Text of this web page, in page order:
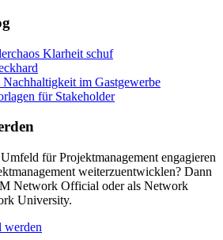
Klarheit schuf
im Gastgewerbe
für Stakeholder
für Projektmanagement engagieren
weiterzuentwicklen? Dann
Network Official oder als Network
University.
werden